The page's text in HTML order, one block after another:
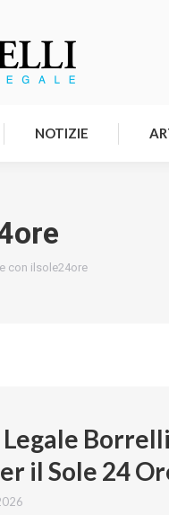
NOTIZIE
con ilsole24ore
il Sole 24
LE ATTIVITÀ